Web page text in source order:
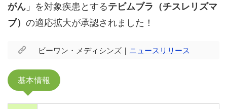
がん 」を対象疾患とするテビムブラ（チスレリズマ
ブ） の適応拡大が承認されました！
ビーワン・メディシンズ｜ ニュースリリース
基本情報